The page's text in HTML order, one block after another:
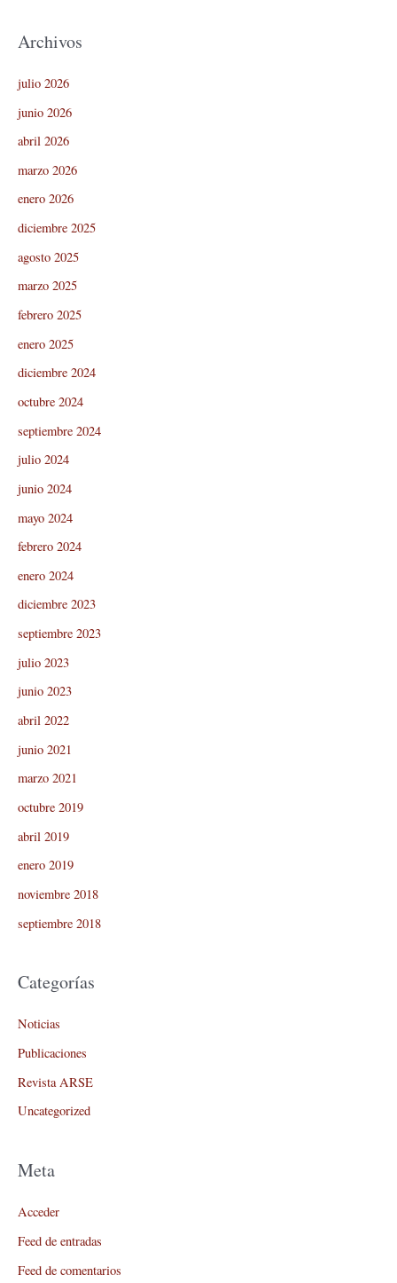
Archivos
julio 2026
junio 2026
abril 2026
marzo 2026
enero 2026
diciembre 2025
agosto 2025
marzo 2025
febrero 2025
enero 2025
diciembre 2024
octubre 2024
septiembre 2024
julio 2024
junio 2024
mayo 2024
febrero 2024
enero 2024
diciembre 2023
septiembre 2023
julio 2023
junio 2023
abril 2022
junio 2021
marzo 2021
octubre 2019
abril 2019
enero 2019
noviembre 2018
septiembre 2018
Categorías
Noticias
Publicaciones
Revista ARSE
Uncategorized
Meta
Acceder
Feed de entradas
Feed de comentarios